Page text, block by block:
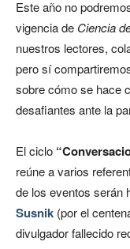
Este año no
vigencia de Ciencia
nuestros lectores,
pero sí
sobre cómo se hace
desafiantes ante la
El ciclo
reúne a varios
de los eventos serán
Susnik (por el
divulgador fallecido